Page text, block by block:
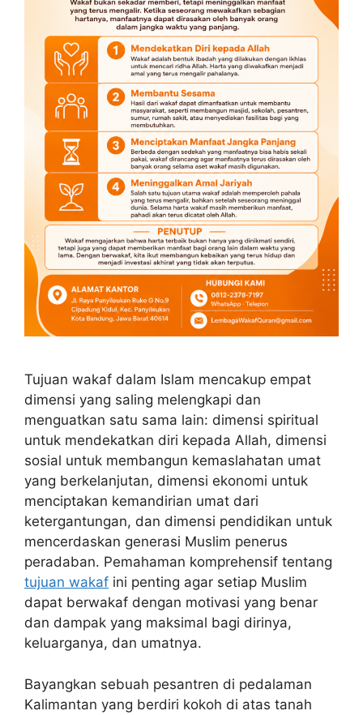
Tujuan wakaf dalam Islam mencakup empat
dimensi yang saling melengkapi dan
menguatkan satu sama lain: dimensi spiritual
untuk mendekatkan diri kepada Allah, dimensi
sosial untuk membangun kemaslahatan umat
yang berkelanjutan, dimensi ekonomi untuk
menciptakan kemandirian umat dari
ketergantungan, dan dimensi pendidikan untuk
mencerdaskan generasi Muslim penerus
peradaban. Pemahaman komprehensif tentang
tujuan wakaf ini penting agar setiap Muslim
dapat berwakaf dengan motivasi yang benar
dan dampak yang maksimal bagi dirinya,
keluarganya, dan umatnya.
Bayangkan sebuah pesantren di pedalaman
Kalimantan yang berdiri kokoh di atas tanah